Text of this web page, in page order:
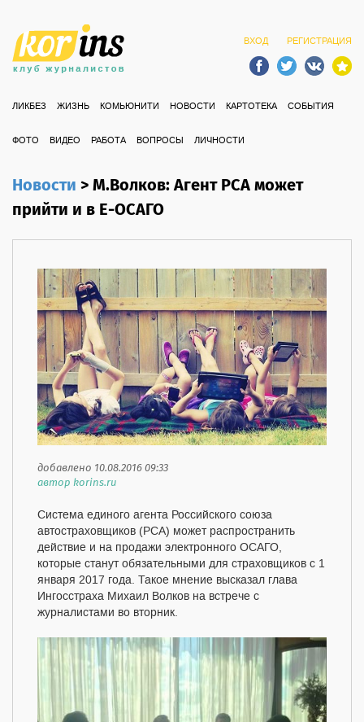
ВХОД РЕГИСТРАЦИЯ
ЛИКБЕЗ ЖИЗНЬ КОМЬЮНИТИ НОВОСТИ КАРТОТЕКА СОБЫТИЯ
ФОТО ВИДЕО РАБОТА ВОПРОСЫ ЛИЧНОСТИ
Новости>М.Волков: Агент РСА может
прийти и в Е-ОСАГО
добавлено 10.08.2016 09:33
автор korins.ru
Система единого агента Российского союза
автостраховщиков (РСА) может распространить
действие и на продажи электронного ОСАГО,
которые станут обязательными для страховщиков с 1
января 2017 года. Такое мнение высказал глава
Ингосстраха Михаил Волков на встрече с
журналистами во вторник.